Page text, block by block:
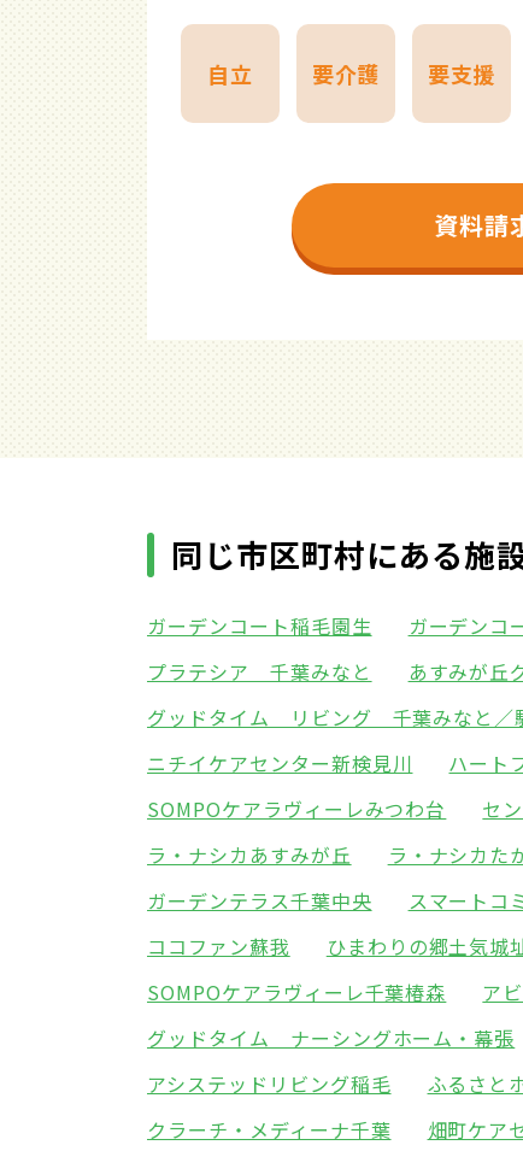
自立 要介護 要支援
資料請
同じ市区町村にある施
ガーデンコート稲毛園生 ガーデンコ
プラテシア 千葉みなと
あすみが丘
グッドタイム リビング 千葉みなと／
ニチイケアセンター新検見川
ハート
SOMPOケアラヴィーレみつわ台
セ
ラ・ナシカあすみが丘
ラ・ナシカた
ガーデンテラス千葉中央
スマートコ
ココファン蘇我
ひまわりの郷土気城
SOMPOケアラヴィーレ千葉椿森
ア
グッドタイム ナーシングホーム・幕張
アシステッドリビング稲毛
ふるさと
クラーチ・メディーナ千葉
畑町ケア